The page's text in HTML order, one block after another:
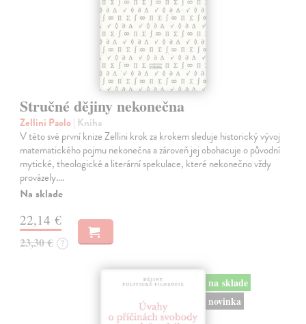
Stručné dějiny nekonečna
Zellini Paolo| Kniha
V této své první knize Zellini krok za krokem sleduje historický vývoj
matematického pojmu nekonečna a zároveň jej obohacuje o původní
mytické, theologické a literární spekulace, které nekonečno vždy
provázely.…
Na sklade
22,14 €
23,30 € ?
na sklade
novinka